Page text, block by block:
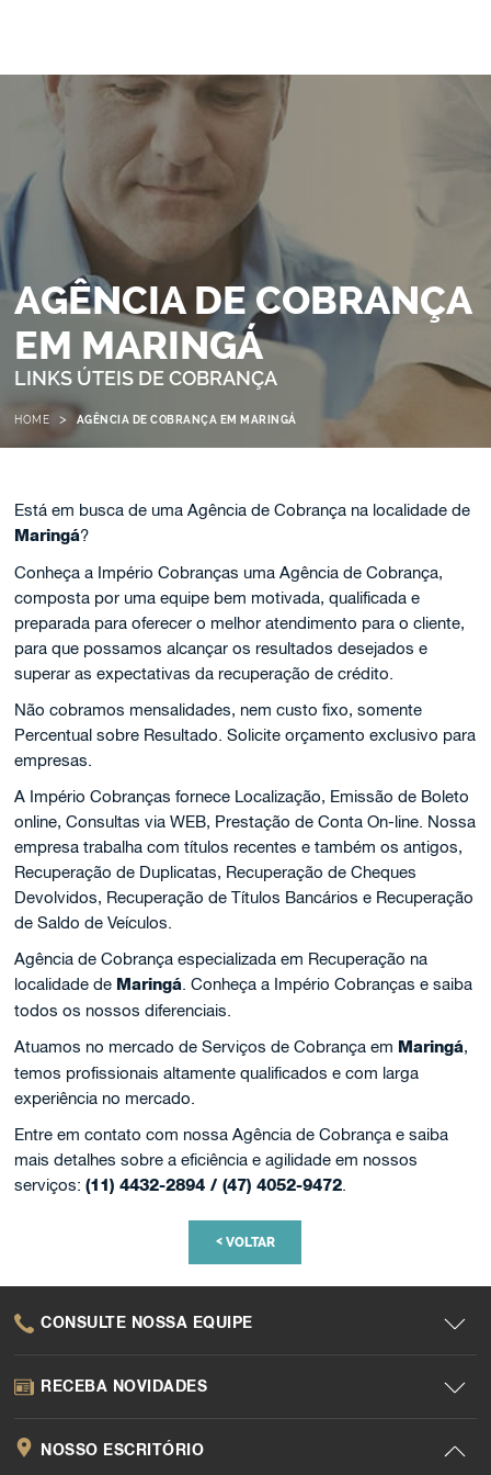
AGÊNCIA DE COBRANÇA
EM MARINGÁ
LINKS ÚTEIS DE COBRANÇA
HOME > AGÊNCIA DE COBRANÇA EM MARINGÁ
Está em busca de uma Agência de Cobrança na localidade de
Maringá?
Conheça a Império Cobranças uma Agência de Cobrança,
composta por uma equipe bem motivada, qualificada e
preparada para oferecer o melhor atendimento para o cliente,
para que possamos alcançar os resultados desejados e
superar as expectativas da recuperação de crédito.
Não cobramos mensalidades, nem custo fixo, somente
Percentual sobre Resultado. Solicite orçamento exclusivo para
empresas.
A Império Cobranças fornece Localização, Emissão de Boleto
online, Consultas via WEB, Prestação de Conta On-line. Nossa
empresa trabalha com títulos recentes e também os antigos,
Recuperação de Duplicatas, Recuperação de Cheques
Devolvidos, Recuperação de Títulos Bancários e Recuperação
de Saldo de Veículos.
Agência de Cobrança especializada em Recuperação na
localidade de Maringá. Conheça a Império Cobranças e saiba
todos os nossos diferenciais.
Atuamos no mercado de Serviços de Cobrança em Maringá,
temos profissionais altamente qualificados e com larga
experiência no mercado.
Entre em contato com nossa Agência de Cobrança e saiba
mais detalhes sobre a eficiência e agilidade em nossos
serviços:(11) 4432-2894 / (47) 4052-9472.
<VOLTAR
CONSULTE NOSSA EQUIPE
RECEBA NOVIDADES
NOSSO ESCRITÓRIO